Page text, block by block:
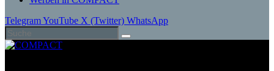
TelegramYouTube X (Twitter) WhatsApp